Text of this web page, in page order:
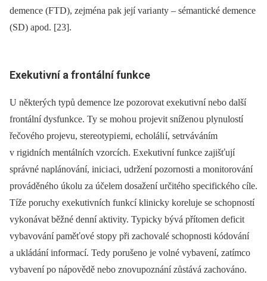
demence (FTD), zejména pak její vari anty –⁠ sémantické demence
(SD) apod. [23].
Exekutivní a frontální funkce
U některých typů demence lze pozorovat exekutivní nebo další
frontální dysfunkce. Ty se moho u projevit sníženo u plynulostí
řečového projevu, stereotypi emi, echoláli í, setrváváním
v rigidních mentálních vzorcích. Exekutivní funkce zajišťují
správné naplánování, inici aci, udržení pozornosti a monitorování
prováděného úkolu za účelem dosažení určitého specifického cíle.
Tíže poruchy exekutivních funkcí klinicky koreluje se schopností
vykonávat běžné denní aktivity. Typicky bývá přítomen deficit
vybavování paměťové stopy při zachovalé schopnosti kódování
a ukládání informací. Tedy porušeno je volné vybavení, zatímco
vybavení po nápovědě nebo znovupoznání zůstává zachováno.